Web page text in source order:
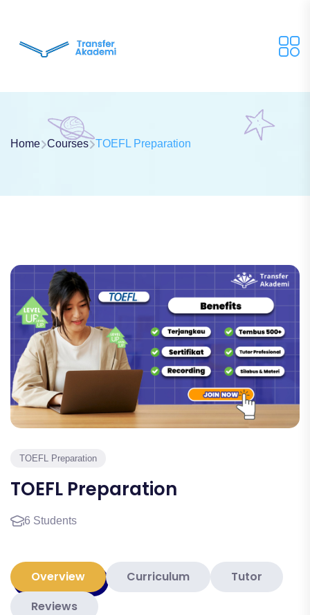
Home Courses TOEFL Preparation
TOEFL Preparation
TOEFL Preparation
6 Students
Overview Curriculum
Tutor
Reviews